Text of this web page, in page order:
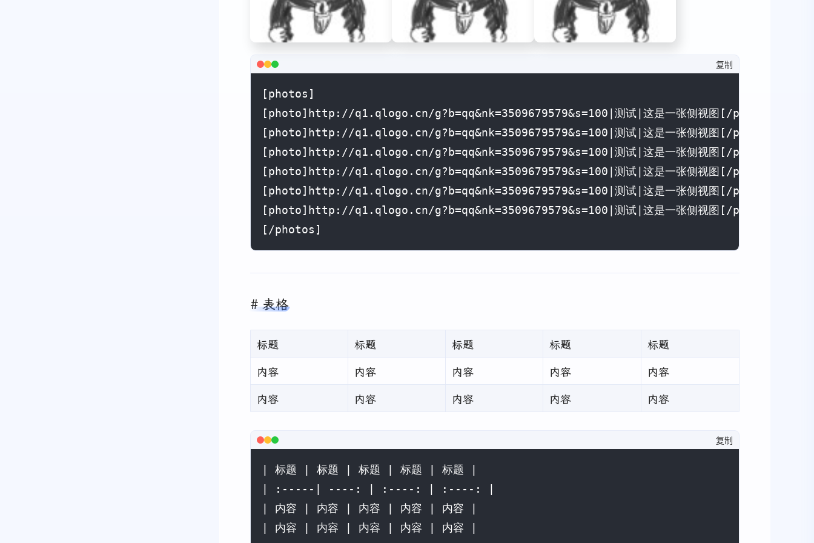
复制
[photos]
[photo]http://q1.qlogo.cn/g?b=qq&nk=3509679579&s=100|测试|这是一张侧视图[/photo]
[photo]http://q1.qlogo.cn/g?b=qq&nk=3509679579&s=100|测试|这是一张侧视图[/photo]
[photo]http://q1.qlogo.cn/g?b=qq&nk=3509679579&s=100|测试|这是一张侧视图[/photo]
[photo]http://q1.qlogo.cn/g?b=qq&nk=3509679579&s=100|测试|这是一张侧视图[/photo]
[photo]http://q1.qlogo.cn/g?b=qq&nk=3509679579&s=100|测试|这是一张侧视图[/photo]
[photo]http://q1.qlogo.cn/g?b=qq&nk=3509679579&s=100|测试|这是一张侧视图[/photo]
[/photos]
表格
标题 标题 标题 标题
标题
内容
内容 内容 内容
内容
内容
内容 内容 内容 内容
复制
| 标题 | 标题 | 标题 | 标题 | 标题 |
| :-----| ----: | :----: | :----: |
| 内容 | 内容 | 内容 | 内容 | 内容 |
| 内容 | 内容 | 内容 | 内容 | 内容 |